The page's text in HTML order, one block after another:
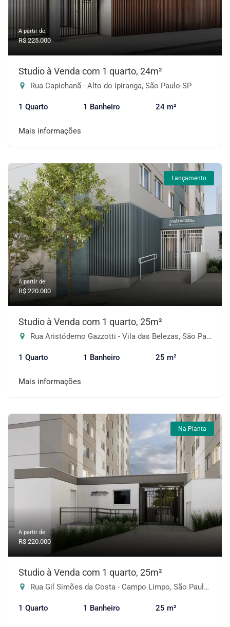
A partir de:
R$ 225.000
Studio à Venda com 1 quarto, 24m²
Rua Capichanã - Alto do Ipiranga, São Paulo-SP
1 Quarto 1 Banheiro 24 m²
Mais informações
Lançamento
A partir de:
R$ 220.000
Studio à Venda com 1 quarto, 25m²
Rua Aristódemo Gazzotti - Vila das Belezas, São Paulo-SP
1 Quarto 1 Banheiro 25 m²
Mais informações
Na Planta
A partir de:
R$ 220.000
Studio à Venda com 1 quarto, 25m²
Rua Gil Simões da Costa - Campo Limpo, São Paulo-SP
1 Quarto 1 Banheiro 25 m²